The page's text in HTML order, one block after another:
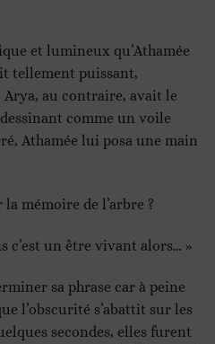
et lumineux qu’Athamée
tellement puissant,
Arya, au contraire, avait le
comme un voile
Athamée lui posa une main
mémoire de l’arbre ?
c’est un être vivant alors… »
sa phrase car à peine
l’obscurité s’abattit sur les
secondes, elles furent